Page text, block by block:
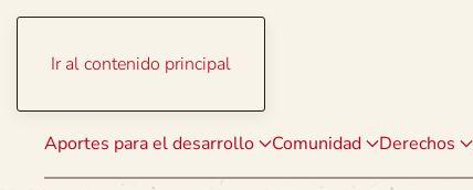
Ir al contenido principal
Aportes para el desarrollo Comunidad Derechos